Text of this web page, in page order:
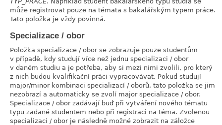
může registrovat pouze na témata s bakalářským typem práce.
Tato položka je vždy povinná.
Specializace / obor
Položka specializace / obor se zobrazuje pouze studentům
v případě, kdy studují více než jednu specializaci / obor
v daném studiu a je potřeba, aby si mezi nimi zvolili, pro který
z nich budou kvalifikační práci vypracovávat. Pokud studují
major/minor kombinaci specializací / oborů, tato položka se jim
nezobrazí a automaticky se zvolí major specializace / obor.
Specializace / obor zadávají buď při vytváření nového tématu
typu zadané studentem nebo při registraci na téma. Zvolenou
specializaci / obor je následně možné zobrazit na záložce